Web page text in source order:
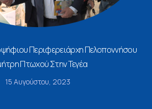
Περιφερειάρχη Πελοποννήσου
Πτωχού Στην Τεγέα
15 Αυγούστου, 2023